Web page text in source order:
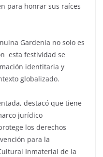
para honrar sus raíces
Gardenia no solo es
esta festividad se
identitaria y
globalizado.
destacó que tiene
jurídico
los derechos
para la
Inmaterial de la